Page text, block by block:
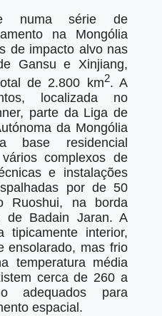
numa série de
na Mongólia
de impacto alvo nas
Gansu e Xinjiang,
de 2.800 km2. A
localizada no
parte da Liga de
da Mongólia
base residencial
complexos de
e instalações
por de 50
Ruoshui, na borda
de Badain Jaran. A
tipicamente interior,
ensolarado, mas frio
temperatura média
cerca de 260 a
adequados para
espacial.